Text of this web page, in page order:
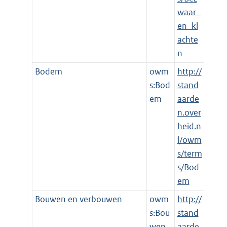
waar_
en_kl
achte
n
Bodem
owm
s:Bod
em
http://
stand
aarde
n.over
heid.n
l/owm
s/term
s/Bod
em
Bouwen en verbouwen
owm
s:Bou
http://
stand